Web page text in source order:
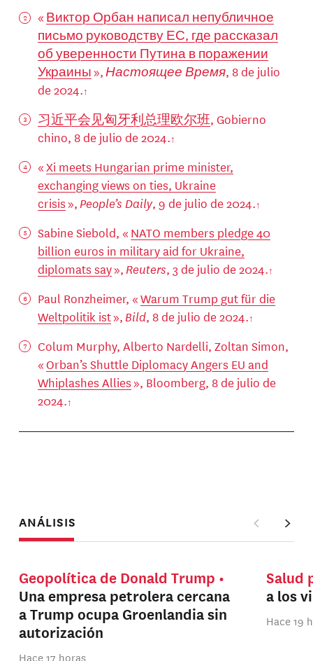
« Виктор Орбан написал непубличное
письмо руководству ЕС, где рассказал
об уверенности Путина в поражении
Украины»,Настоящее Время, 8 de julio
de 2024.
习近平会见匈牙利总理欧尔班, Gobierno
chino, 8 de julio de 2024.
«Xi meets Hungarian prime minister,
exchanging views on ties, Ukraine
crisis»,People’s Daily, 9 de julio de 2024.
Sabine Siebold, « NATO members pledge 40
billion euros in military aid for Ukraine,
diplomats say»,Reuters, 3 de julio de 2024.
Paul Ronzheimer, «Warum Trump gut für die
Weltpolitik ist»,Bild, 8 de julio de 2024.
Colum Murphy, Alberto Nardelli, Zoltan Simon,
«Orban’s Shuttle Diplomacy Angers EU and
Whiplashes Allies», Bloomberg, 8 de julio de
2024.
ANÁLISIS
Geopolítica de Donald Trump
Una empresa petrolera cercana
a Trump ocupa Groenlandia sin
autorización
Hace 17 horas
Salud
a los
Hace 19